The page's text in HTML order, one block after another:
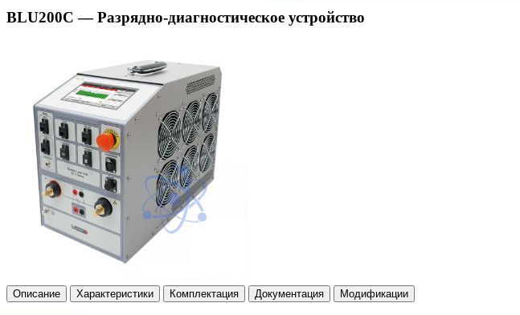
BLU200C — Разрядно-диагностическое устройство
Описание Характеристики Комплектация Документация Модификации